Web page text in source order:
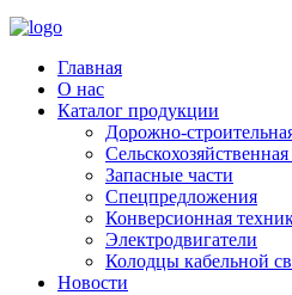
Главная
О нас
Каталог продукции
Дорожно-
Запасные части
Спецпредложения
Конверсионная
Электродвигатели
Колодцы кабельной
Новости